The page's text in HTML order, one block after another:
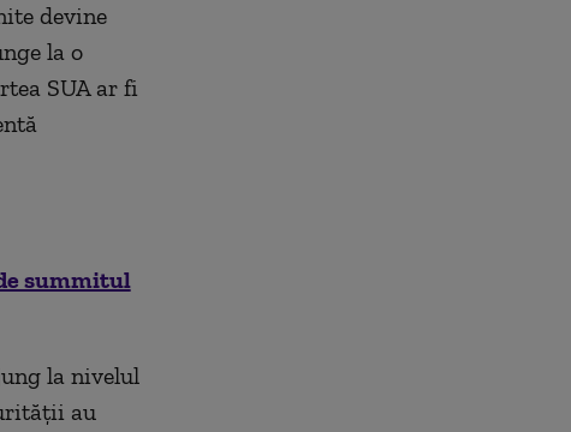
devine
la o
SUA ar fi
summitul
la nivelul
au